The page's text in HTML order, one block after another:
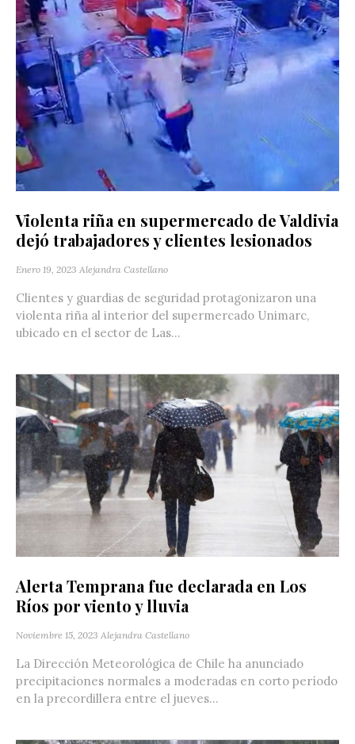
Violenta riña en supermercado de Valdivia
dejó trabajadores y clientes lesionados
Enero 19, 2023 Alejandra Castellano
Clientes y guardias de seguridad protagonizaron una
violenta riña al interior del supermercado Unimarc,
ubicado en el sector de Las...
Alerta Temprana fue declarada en Los
Ríos por viento y lluvia
Noviembre 15, 2023 Alejandra Castellano
La Dirección Meteorológica de Chile ha anunciado
precipitaciones normales a moderadas en corto período
en la precordillera entre el jueves...